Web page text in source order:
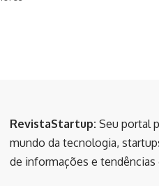
RevistaStartup: Seu portal
mundo da tecnologia,
de informações e